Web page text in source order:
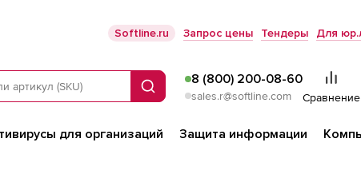
Softline.ru Запрос цены Тендеры Для
Поиск
8 (800) 200-08-60
sales.r@softline.com Сравнение
для организаций Защита информации